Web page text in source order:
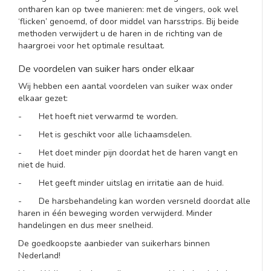
ontharen kan op twee manieren: met de vingers, ook wel
‘flicken’ genoemd, of door middel van harsstrips. Bij beide
methoden verwijdert u de haren in de richting van de
haargroei voor het optimale resultaat.
De voordelen van suiker hars onder elkaar
Wij hebben een aantal voordelen van suiker wax onder
elkaar gezet:
- Het hoeft niet verwarmd te worden.
- Het is geschikt voor alle lichaamsdelen.
- Het doet minder pijn doordat het de haren vangt en
niet de huid.
- Het geeft minder uitslag en irritatie aan de huid.
- De harsbehandeling kan worden versneld doordat alle
haren in één beweging worden verwijderd. Minder
handelingen en dus meer snelheid.
De goedkoopste aanbieder van suikerhars binnen
Nederland!